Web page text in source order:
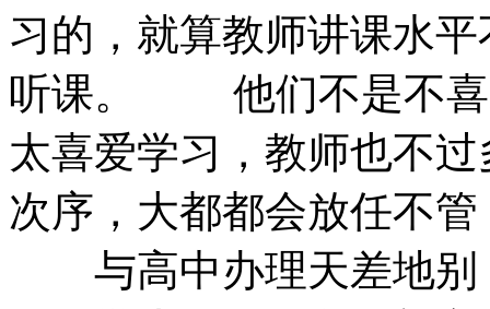
习的，就算教师讲课水
听课。 他们不是不喜
太喜爱学习，教师也不
次序，大都都会放任不
与高中办理天差地别